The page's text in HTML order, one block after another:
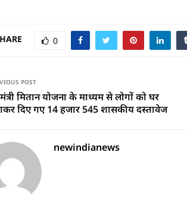
0
POST
मितान योजना के माध्यम से लोगों को घर
दिए गए 14 हजार 545 शासकीय दस्तावेज
newindianews